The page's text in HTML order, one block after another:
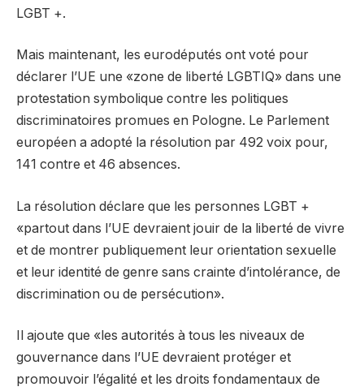
LGBT +.
Mais maintenant, les eurodéputés ont voté pour
déclarer l’UE une «zone de liberté LGBTIQ» dans une
protestation symbolique contre les politiques
discriminatoires promues en Pologne. Le Parlement
européen a adopté la résolution par 492 voix pour,
141 contre et 46 absences.
La résolution déclare que les personnes LGBT +
«partout dans l’UE devraient jouir de la liberté de vivre
et de montrer publiquement leur orientation sexuelle
et leur identité de genre sans crainte d’intolérance, de
discrimination ou de persécution».
Il ajoute que «les autorités à tous les niveaux de
gouvernance dans l’UE devraient protéger et
promouvoir l’égalité et les droits fondamentaux de